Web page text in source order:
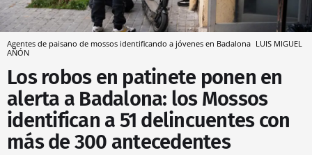
Agentes de paisano de mossos identificando a jóvenes en Badalona LUIS MIGUEL
AÑÓN
Los robos en patinete ponen en
alerta a Badalona: los Mossos
identifican a 51 delincuentes con
más de 300 antecedentes